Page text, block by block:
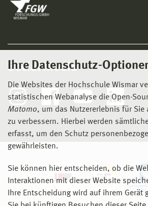
Ihre Datenschutz-
Die Websites der Hochschule Wismar
statistischen Webanalyse die Open-
Matomo, um das Nutzererlebnis für Sie
zu verbessern. Hierbei werden
erfasst, um den Schutz
gewährleisten.
Sie können hier entscheiden, ob die
Interaktionen mit dieser Website
Ihre Entscheidung wird auf ihrem Gerät
Social Media